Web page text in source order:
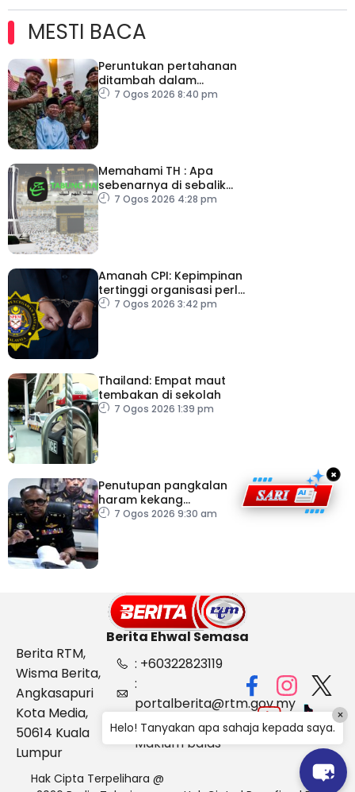
MESTI BACA
Peruntukan pertahanan
ditambah dalam
Belanjawan 2027
7 Ogos 2026 8:40 pm
Memahami TH : Apa
sebenarnya di sebalik
angka
7 Ogos 2026 4:28 pm
Amanah CPI: Kepimpinan
tertinggi organisasi perlu
pacu reformasi radikal
7 Ogos 2026 3:42 pm
Thailand: Empat maut
tembakan di sekolah
7 Ogos 2026 1:39 pm
Penutupan pangkalan
haram kekang
penyeludupan di
7 Ogos 2026 9:30 am
×
Berita Ehwal Semasa
Berita RTM,
Wisma Berita,
Angkasapuri
Kota Media,
50614 Kuala
Lumpur
: +60322823119
:
portalberita@rtm.gov.my
: Aduan &
Maklum balas
Hak Cipta Terpelihara @
Helo! Tanyakan apa sahaja kepada saya.
×